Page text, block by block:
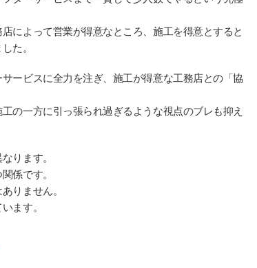
によって営業が得意なところ、施工を得意とすると
た。
ービスに全力を注ぎ、施工が得意な工務店との「協
の一方に引っ張られ過ぎるような視点のブレも抑え
ります。
係です。
りません。
ます。